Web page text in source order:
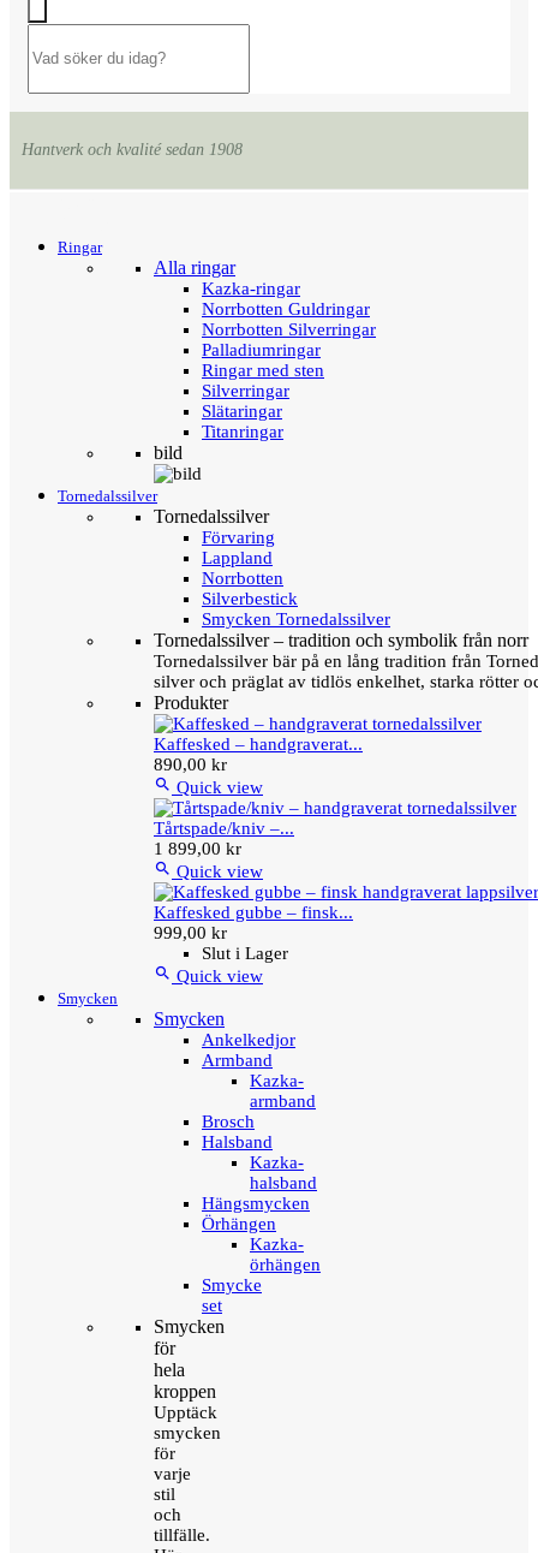
Hantverk och kvalité sedan 1908
Ringar
Alla ringar
Kazka-ringar
Norrbotten Guldringar
Norrbotten Silverringar
Palladiumringar
Ringar med sten
Silverringar
Slätaringar
Titanringar
bild
Tornedalssilver
Tornedalssilver
Förvaring
Lappland
Norrbotten
Silverbestick
Smycken Tornedalssilver
Tornedalssilver – tradition och symbolik från norr
Tornedalssilver bär på en lång tradition från
silver och präglat av tidlös enkelhet, starka rötter
Produkter
Kaffesked – handgraverat...
890,00 kr
 Quick view
Tårtspade/kniv –...
1 899,00 kr
 Quick view
Kaffesked gubbe – finsk...
999,00 kr
Slut i Lager
 Quick view
Smycken
Smycken
Ankelkedjor
Armband
Kazka-
armband
Brosch
Halsband
Kazka-
halsband
Hängsmycken
Örhängen
Kazka-
örhängen
Smycke
set
Smycken
för
hela
kroppen
Upptäck
smycken
för
varje
stil
och
tillfälle.